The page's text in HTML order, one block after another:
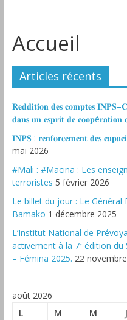
Accueil
Articles récents
𝐑𝐞𝐝𝐝𝐢𝐭𝐢𝐨𝐧 𝐝𝐞𝐬 𝐜𝐨𝐦𝐩𝐭𝐞𝐬
𝐝𝐚𝐧𝐬 𝐮𝐧 𝐞𝐬𝐩𝐫𝐢𝐭 𝐝𝐞 𝐜𝐨𝐨𝐩é𝐫𝐚𝐭𝐢𝐨𝐧
𝐈𝐍𝐏𝐒 : 𝐫𝐞𝐧𝐟𝐨𝐫𝐜𝐞𝐦𝐞𝐧𝐭 𝐝𝐞𝐬
mai 2026
#Mali : #Macina : Les
terroristes 5 février 2026
‎Le billet du jour : Le Général
Bamako 1 décembre 2025
L’Institut National de
activement à la 7ᵉ édition du
– Fémina 2025. 22
août 2026
L
M M J